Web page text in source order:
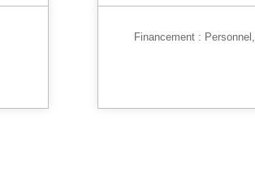
Financement :